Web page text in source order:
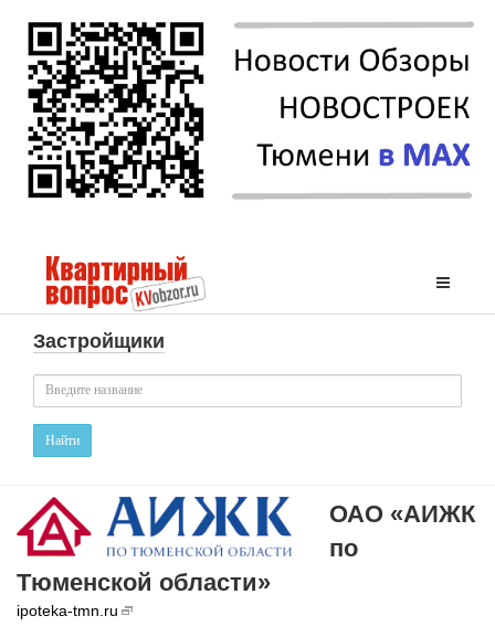
Застройщики
Найти
ОАО «АИЖК
по
Тюменской области»
ipoteka-tmn.ru